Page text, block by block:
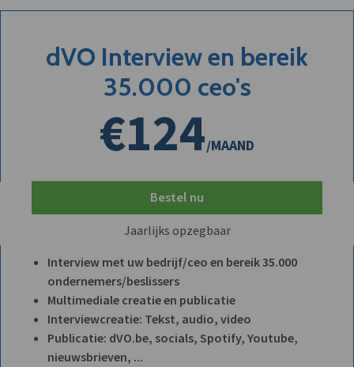
dVO Interview en bereik
35.000 ceo's
€124/MAAND
Bestel nu
Jaarlijks opzegbaar
Interview met uw bedrijf/ceo en bereik 35.000
ondernemers/beslissers
Multimediale creatie en publicatie
Interviewcreatie: Tekst, audio, video
Publicatie: dVO.be, socials, Spotify, Youtube,
nieuwsbrieven, ...